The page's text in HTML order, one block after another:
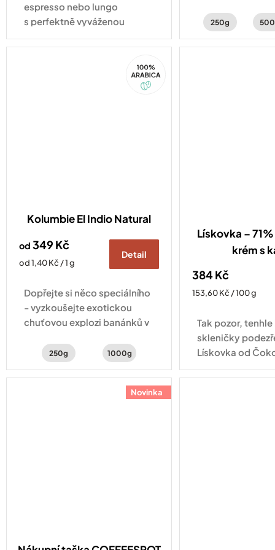
espresso nebo lungo
s perfektně vyváženou
chutí ořechů a čokolády.
Kompatibilní se všemi druhy
jasmínu.
250g
Arabica
Kolumbie El Indio Natural
od 349 Kč
Měrná
od 1,40 Kč / 1 g
Detail
Dopřejte si něco speciálního
- vyzkoušejte exotickou
chuťovou explozi banánků v
pomeranče a kakaa
250g 1000g
Lískovka –
krém s
384 Kč
Měrná
153,60 Kč / 100 g
Tak pozor, tenhle
skleničky
Lískovka od
JANEK obsahuje
vybraných
Novinka